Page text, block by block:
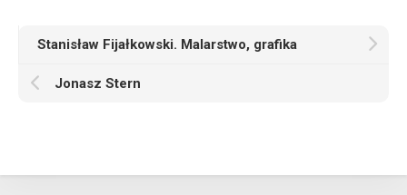
Stanisław Fijałkowski. Malarstwo, grafika
Jonasz Stern